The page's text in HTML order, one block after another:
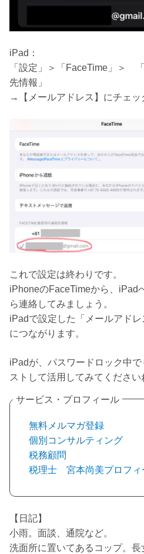
iPad：
「設定」＞「FaceTime」＞
先情報」
→【メールアドレス】にチェッ
これで設定は終わりです。
iPhoneのFaceTimeから、iPad
ら連絡してみましょう。
iPadで設定した「メールアド
につながります。
iPadが、パスワードロック中
ストして活用してみてください
無料メルマガ登録
個別コンサルティング
税務顧問
税理士 宮本尚美プロフィ
【日記】
小雨。面談、通院など。
洗面所に置いてあるコップ。長